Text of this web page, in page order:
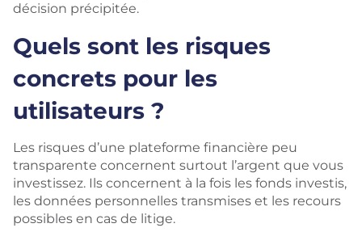
décision précipitée.
Quels sont les risques
concrets pour les
utilisateurs ?
Les risques d’une plateforme financière peu
transparente concernent surtout l’argent que vous
investissez. Ils concernent à la fois les fonds investis,
les données personnelles transmises et les recours
possibles en cas de litige.